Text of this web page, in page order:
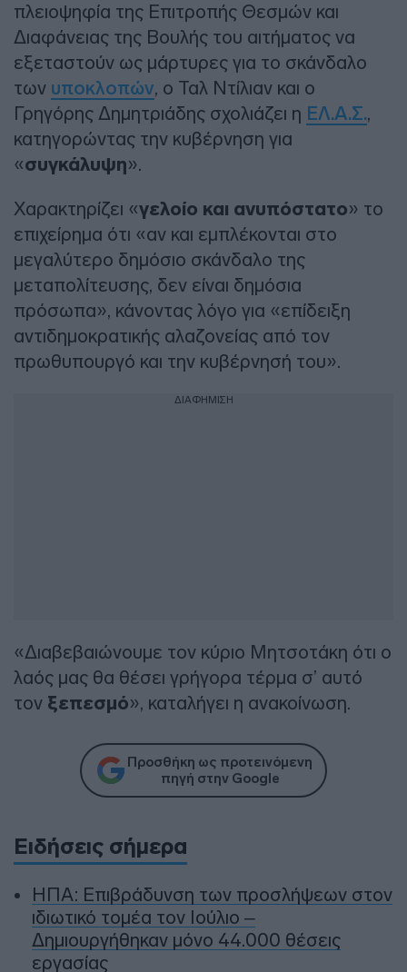
πλειοψηφία της Επιτροπής Θεσμών και
Διαφάνειας της Βουλής του αιτήματος να
εξεταστούν ως μάρτυρες για το σκάνδαλο
των υποκλοπών, ο Ταλ Ντίλιαν και ο
Γρηγόρης Δημητριάδης σχολιάζει η ΕΛ.Α.Σ.,
κατηγορώντας την κυβέρνηση για
«συγκάλυψη».
Χαρακτηρίζει «γελοίο και ανυπόστατο» το
επιχείρημα ότι «αν και εμπλέκονται στο
μεγαλύτερο δημόσιο σκάνδαλο της
μεταπολίτευσης, δεν είναι δημόσια
πρόσωπα», κάνοντας λόγο για «επίδειξη
αντιδημοκρατικής αλαζονείας από τον
πρωθυπουργό και την κυβέρνησή του».
ΔΙΑΦΗΜΙΣΗ
«Διαβεβαιώνουμε τον κύριο Μητσοτάκη ότι ο
λαός μας θα θέσει γρήγορα τέρμα σ’ αυτό
τον ξεπεσμό», καταλήγει η ανακοίνωση.
Προσθήκη ως προτεινόμενη
πηγή στην Google
Ειδήσεις σήμερα
ΗΠΑ: Επιβράδυνση των προσλήψεων στον
ιδιωτικό τομέα τον Ιούλιο –
Δημιουργήθηκαν μόνο 44.000 θέσεις
εργασίας